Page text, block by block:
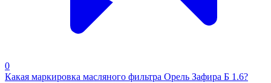
0
Какая маркировка масляного фильтра Орель Зафира Б 1.6?